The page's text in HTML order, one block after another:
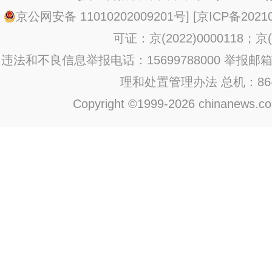
京公网安备 11010202009201号] [京ICP备
可证：京(2022)0000118；京
违法和不良信息举报电话：15699788000 举报邮
理和处置管理办法 总机：
Copyright ©1999-2026